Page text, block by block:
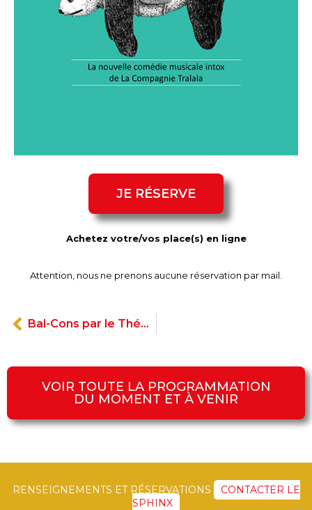
JE RÉSERVE
Achetez votre/vos place(s) en ligne
Attention, nous ne prenons aucune réservation par mail.
Bal-Cons par le Théâtre du Lierre Jaune
VOIR TOUTE LA PROGRAMMATION
DU MOMENT ET À VENIR
RENSEIGNEMENTS ET RÉSERVATIONS
CONTACTER LE
SPHINX